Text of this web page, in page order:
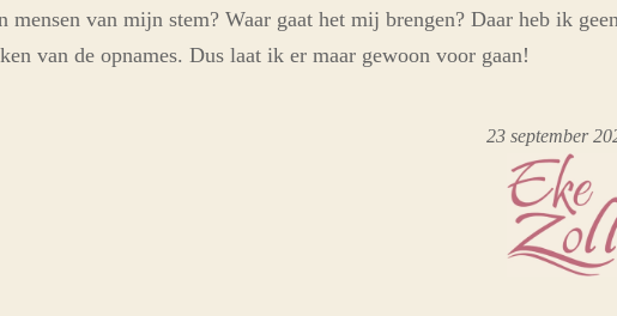
mensen van mijn stem? Waar gaat het mij brengen? Daar heb ik
van de opnames. Dus laat ik er maar gewoon voor gaan!
23 september